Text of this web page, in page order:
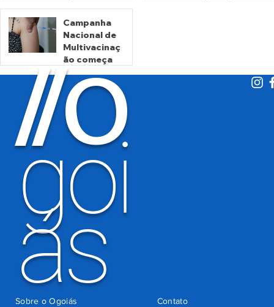
motoristas
por
cobrança
indevida do
Detran-GO
há 2 dias
Campanha
Nacional de
Multivacinaç
ão começa
nesta
segunda
há 3 dias
//O
goi
ás Contato
Sobre o Ogoiás